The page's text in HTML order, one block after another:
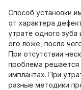
Способ установки
от характера
утрате одного зуба
его ложе, после
При отсутствии
проблема
имплантах. При
разные методики